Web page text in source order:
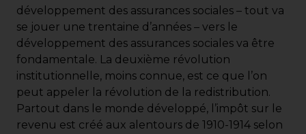
développement des assurances sociales – tout va
se jouer une trentaine d’années – vers le
développement des assurances sociales va être
fondamentale. La deuxième révolution
institutionnelle, moins connue, est ce que l’on
peut appeler la révolution de la redistribution.
Partout dans le monde développé, l’impôt sur le
revenu est créé aux alentours de 1910-1914 selon